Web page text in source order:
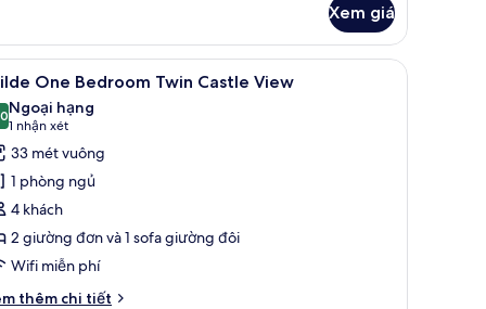
Xem giá
ủi quần áo Minibar, phòng cách âm, bàn ủi/dụng cụ ủi
5 One Bedroom Twin Castle View
trên 10
Ngoại hạng
1 nhận xét
(1
nhận
xét)
33 mét vuông
1 phòng ngủ
4 khách
2 giường đơn và 1 sofa giường đôi
Wifi miễn phí
thêm chi tiết